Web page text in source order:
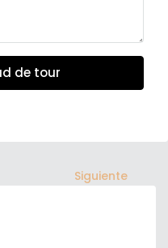
de tour
Siguiente